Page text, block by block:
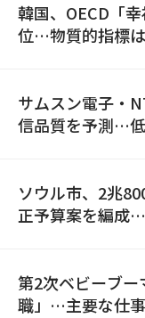
韓国、OECD「
位…物質的指標
サムスン電子・
信品質を予測…
ソウル市、2兆
正予算案を編成
第2次ベビーブ
職」…主要な仕